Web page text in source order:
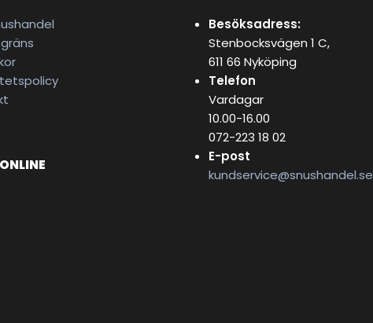
Besöksadress:
Stenbocksvägen 1 C,
611 66 Nyköping
Telefon
Vardagar
10.00-16.00
072-223 18 02
E-post
kundservice@snushandel.se